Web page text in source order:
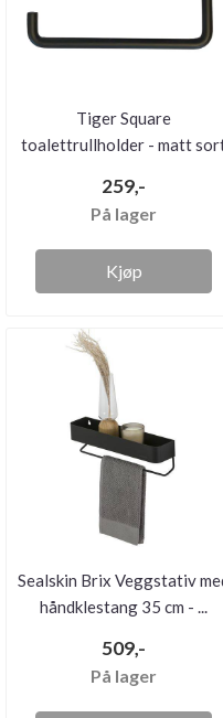
Tiger Square
toalettrullholder - matt
259,-
På lager
Kjøp
Sealskin Brix Veggstativ
håndklestang 35 cm - ...
509,-
På lager